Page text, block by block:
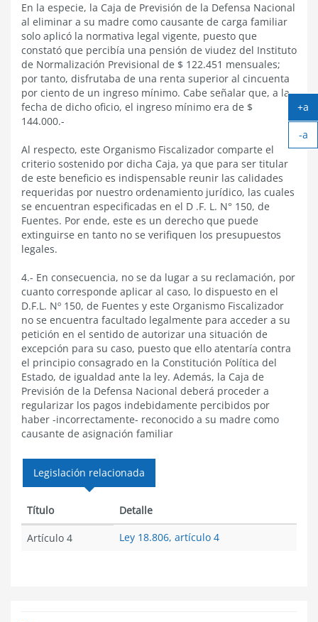
En la especie, la Caja de Previsión de la Defensa Nacional
al eliminar a su madre como causante de carga familiar
solo aplicó la normativa legal vigente, puesto que
constató que percibía una pensión de viudez del Instituto
de Normalización Previsional de $ 122.451 mensuales;
por tanto, disfrutaba de una renta superior al cincuenta
por ciento de un ingreso mínimo. Cabe señalar que, a la
fecha de dicho oficio, el ingreso mínimo era de $
144.000.-
Al respecto, este Organismo Fiscalizador comparte el
criterio sostenido por dicha Caja, ya que para ser titular
de este beneficio es indispensable reunir las calidades
requeridas por nuestro ordenamiento jurídico, las cuales
se encuentran especificadas en el D .F. L. N° 150, de
Fuentes. Por ende, este es un derecho que puede
extinguirse en tanto no se verifiquen los presupuestos
legales.
4.- En consecuencia, no se da lugar a su reclamación, por
cuanto corresponde aplicar al caso, lo dispuesto en el
D.F.L. Nº 150, de Fuentes y este Organismo Fiscalizador
no se encuentra facultado legalmente para acceder a su
petición en el sentido de autorizar una situación de
excepción para su caso, puesto que ello atentaría contra
el principio consagrado en la Constitución Política del
Estado, de igualdad ante la ley. Además, la Caja de
Previsión de la Defensa Nacional deberá proceder a
regularizar los pagos indebidamente percibidos por
haber -incorrectamente- reconocido a su madre como
causante de asignación familiar
Legislación relacionada
Título Detalle
Artículo 4 Ley 18.806, artículo 4
+a
-a